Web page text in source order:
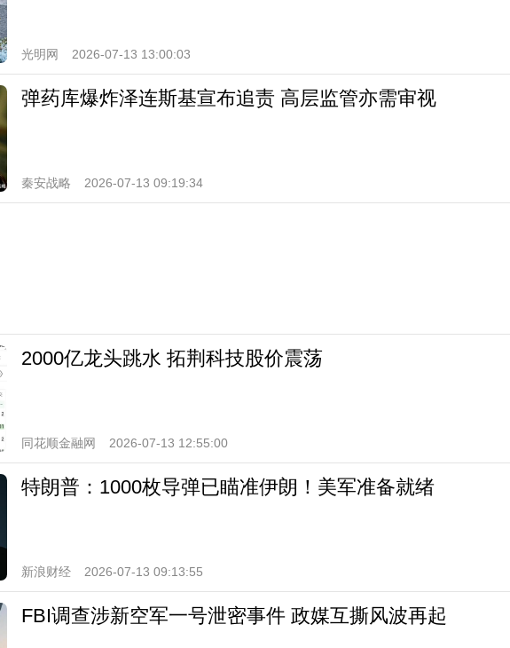
光明网 2026-07-13 13:00:03
弹药库爆炸泽连斯基宣布追责 高层监管亦需审视
秦安战略 2026-07-13 09:19:34
2000亿龙头跳水 拓荆科技股价震荡
同花顺金融网 2026-07-13 12:55:00
特朗普：1000枚导弹已瞄准伊朗！美军准备就绪
新浪财经 2026-07-13 09:13:55
FBI调查涉新空军一号泄密事件 政媒互撕风波再起